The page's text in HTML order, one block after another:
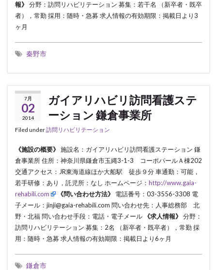
報》
分野：訪問リハビリテーション 募集：若干名 （新卒者・既卒
者），常勤 採用：随時・急募 求人情報の有効期限：掲載日より3
ヶ月
秦野市
7月
02
2014
ガイアリハビリ訪問看護ステ
ーション 鎌倉事業所
Filed under訪問リハビリテーション
《施設の概要》
施設名：ガイアリハビリ訪問看護ステーション 鎌
倉事業所 住所：神奈川県鎌倉市玉縄3-1-3 コーポパールＡ棟202
交通アクセス：JR東海道線ほか大船駅 徒歩９分 車通勤：可能，
若手研修：あり，託児所：なし ホームページ： http://www.gaia-
rehabili.com
《問い合わせ方法》
電話番号：03-3556-3308 電
子メール：jinji@gaia-rehabili.com 問い合わせ先：人事総務部 北
野・北福 問い合わせ手段：電話・電子メール
《求人情報》
分野：
訪問リハビリテーション 募集：2名 （新卒者・既卒者），常勤 採
用：随時・急募 求人情報の有効期限：掲載日より6ヶ月
鎌倉市